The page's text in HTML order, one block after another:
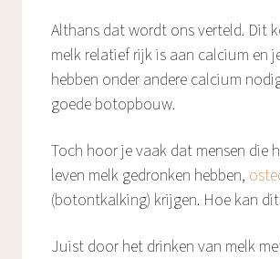
Althans dat wordt ons verteld. Dit
melk relatief rijk is aan calcium en
hebben onder andere calcium
goede botopbouw.
Toch hoor je vaak dat mensen die
leven melk gedronken hebben,
(botontkalking) krijgen. Hoe kan
Juist door het drinken van melk